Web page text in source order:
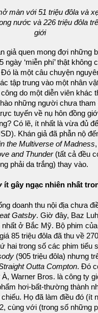
màn với 51 triệu đôla và
nước và 226 triệu đôla
giới
giả quen mong đợi những
ngày ‘miễn phí’ thật không
Đó là một câu chuyện
tập trung vào một nhân
do một diễn viên khác
những người chưa tham
tuyến về nụ hôn đồng
Có lẽ, ít nhất là vừa đủ
Khán giả đã phẫn nộ
the Multiverse of Madness,
and Thunder(tất cả đều
phải da trắng) thay vào.
ít gây ngạc nhiên nhất
doanh thu nội địa chưa
Gatsby. Giờ đây, Baz
ở Bắc Mỹ. Bộ phim
85 triệu đôla đã thu về
hai trong số các phim tiểu
(905 triệu đôla) nhưng
Outta Compton. Đó
Warner Bros. là công ty
hơi-bất-thường thành
Họ đã làm điều đó (ít
cùng với (trong số những